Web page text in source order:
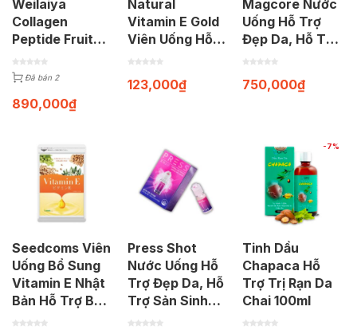
Weilaiya
Collagen
Peptide Fruity
Drink Đẹp Da
(Hộp 8 Chai)
Đã bán 2
890,000₫
Natural
Vitamin E Gold
Viên Uống Hỗ
Trợ Chống Oxy
Làm Đẹp Da
123,000₫
Magcore Nước
Uống Hỗ Trợ
Đẹp Da, Hỗ Trợ
Tăng Sức Đề
10 chai)
750,000₫
Seedcoms Viên
Uống Bổ Sung
Vitamin E Nhật
Bản Hỗ Trợ Bổ
Sung Vitamin E
Press Shot
Nước Uống Hỗ
Trợ Đẹp Da, Hỗ
Trợ Sản Sinh
Năng Lượng
-7%
Tinh Dầu
Chapaca Hỗ
Trợ Trị Rạn Da
Chai 100ml